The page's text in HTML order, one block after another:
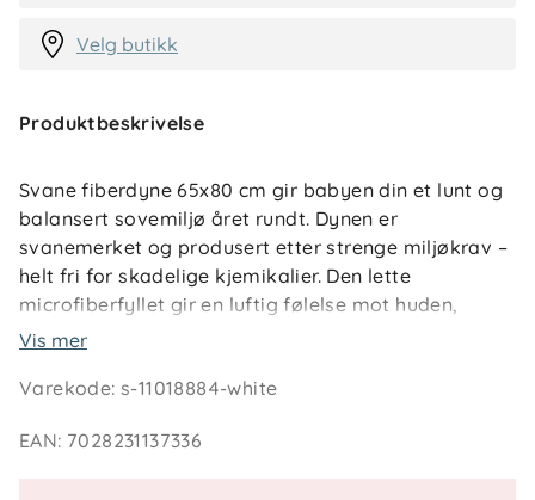
Velg butikk
Produktbeskrivelse
Svane fiberdyne 65x80 cm gir babyen din et lunt og
balansert sovemiljø året rundt. Dynen er
svanemerket og produsert etter strenge miljøkrav –
helt fri for skadelige kjemikalier. Den lette
microfiberfyllet gir en luftig følelse mot huden,
samtidig som det holder barnet varmt uten å bli for
bruk store deler av året. Trekket i myk, pustende
Vis mer
Varekode:s-11018884-white
EAN: 7028231137336